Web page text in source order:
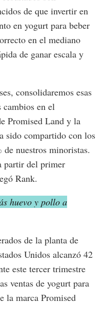
de que invertir en
en yogurt para beber
en el mediano
de ganar escala y
consolidaremos esas
cambios en el
Promised Land y la
sido compartido con los
nuestros minoristas.
partir del primer
Rank.
huevo y pollo a
de la planta de
Unidos alcanzó 42
este tercer trimestre
ventas de yogurt para
la marca Promised